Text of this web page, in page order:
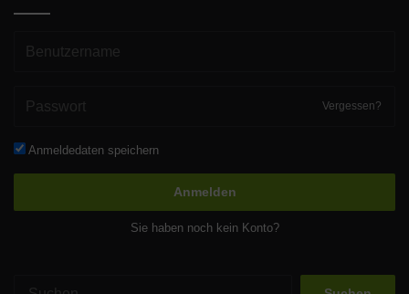
Vergessen?
Anmeldedaten speichern
Anmelden
Sie haben noch kein Konto?